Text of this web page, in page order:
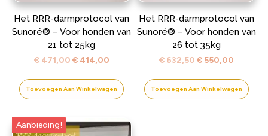
Het RRR-darmprotocol van
Sunoré® – Voor honden van
21 tot 25kg
€471,00Oorspronkelijke
was:
€ 471,00.
€414,00Huidige
is:
€ 414,00.
Toevoegen Aan Winkelwagen
Het RRR-darmprotocol van
Sunoré® – Voor honden van
26 tot 35kg
€632,50 Oorspronkelijke
was:
€ 632,50.
€550,00Huidige
is:
€
Toevoegen Aan Winkelwagen
Aanbieding!